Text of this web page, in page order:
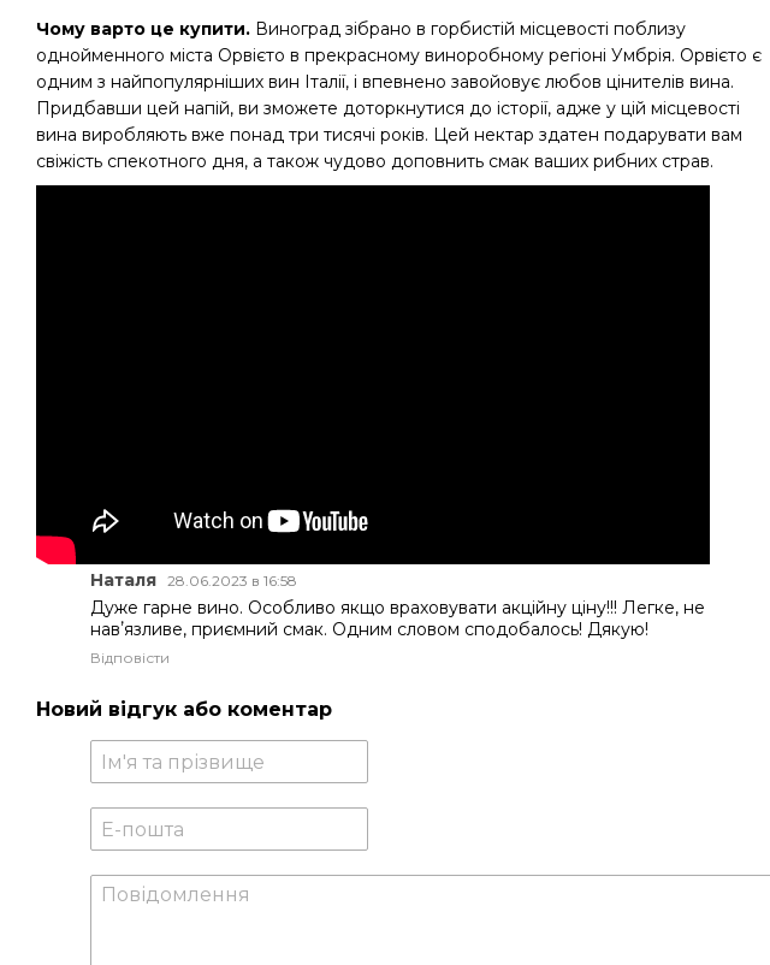
Чому варто це купити. Виноград зібрано в горбистій місцевості поблизу
однойменного міста Орвієто в прекрасному виноробному регіоні Умбрія. Орвієто є
одним з найпопулярніших вин Італії, і впевнено завойовує любов цінителів вина.
Придбавши цей напій, ви зможете доторкнутися до історії, адже у цій місцевості
вина виробляють вже понад три тисячі років. Цей нектар здатен подарувати вам
свіжість спекотного дня, а також чудово доповнить смак ваших рибних страв.
Наталя 28.06.2023 в 16:58
Дуже гарне вино. Особливо якщо враховувати акційну ціну!!! Легке, не
навʼязливе, приємний смак. Одним словом сподобалось! Дякую!
Відповісти
Новий відгук або коментар